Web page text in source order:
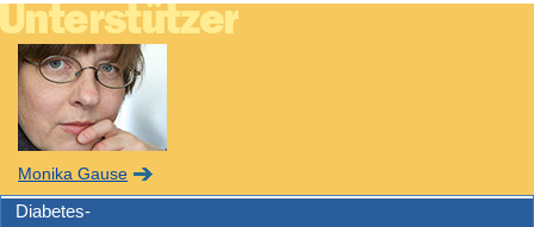
Monika Gause
Diabetes-